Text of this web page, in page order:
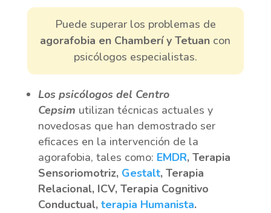
Puede superar los problemas de
agorafobia en Chamberí y Tetuan con
psicólogos especialistas.
Los psicólogos del Centro
Cepsim utilizan técnicas actuales y
novedosas que han demostrado ser
eficaces en la intervención de la
agorafobia, tales como: EMDR, Terapia
Sensoriomotriz, Gestalt, Terapia
Relacional, ICV, Terapia Cognitivo
Conductual, terapia Humanista.